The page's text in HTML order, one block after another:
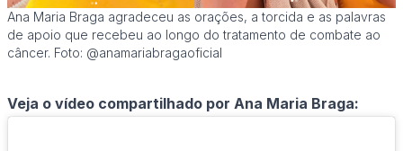
Ana Maria Braga agradeceu as orações, a torcida e as palavras
de apoio que recebeu ao longo do tratamento de combate ao
câncer. Foto: @anamariabragaoficial
Veja o vídeo compartilhado por Ana Maria Braga: